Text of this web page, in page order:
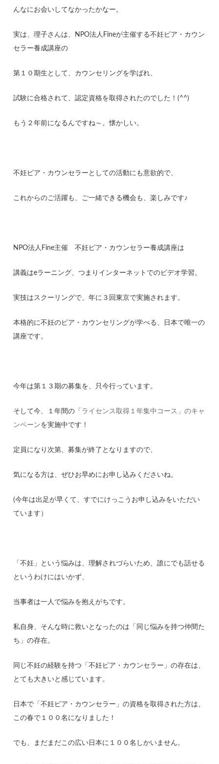
んなにお会いしてなかったかなー。
実は、理子さんは、NPO法人Fineが主催する不妊ピア・カウン
セラー養成講座の
第１０期生として、カウンセリングを学ばれ、
試験に合格されて、認定資格を取得されたのでした！(^^)
もう２年前になるんですね～。懐かしい。
不妊ピア・カウンセラーとしての活動にも意欲的で、
これからのご活躍も、ご一緒できる機会も、楽しみです♪
NPO法人Fine主催 不妊ピア・カウンセラー養成講座は
講義はeラーニング、つまりインターネットでのビデオ学習。
実技はスクーリングで、年に３回東京で実施されます。
本格的に不妊のピア・カウンセリングが学べる、日本で唯一の
講座です。
今年は第１３期の募集を、只今行っています。
そして今、１年間の「 ライセンス取得１年集中コース」のキャ
ンペーンを実施中です！
定員になり次第、募集が終了となりますので、
気になる方は、ぜひお早めにお申し込みくださいね。
(今年は出足が早くて、すでにけっこうお申し込みをいただい
ています）
「不妊」という悩みは、理解されづらいため、誰にでも話せる
というわけにはいかず、
当事者は一人で悩みを抱えがちです。
私自身、そんな時に救いとなったのは「同じ悩みを持つ仲間た
ち」の存在。
同じ不妊の経験を持つ「不妊ピア・カウンセラー」の存在は、
とても大きいと感じています。
日本で「不妊ピア・カウンセラー」の資格を取得された方は、
この春で１００名になりました！
でも、まだまだこの広い日本に１００名しかいません。